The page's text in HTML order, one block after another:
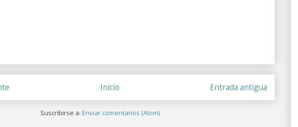
Entrada antigua
Inicio
Suscribirse a: Enviar comentarios (Atom)